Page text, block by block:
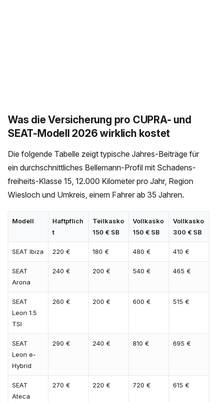
Was die Versicherung pro CUPRA- und
SEAT-Modell 2026 wirklich kostet
Die folgende Tabelle zeigt typische Jahres-Beiträge für
ein durchschnittliches Bellemann-Profil mit Schadens-
freiheits-Klasse 15, 12.000 Kilometer pro Jahr, Region
Wiesloch und Umkreis, einem Fahrer ab 35 Jahren.
Modell
Haftpflich
t
Teilkasko
150 € SB
Vollkasko
150 € SB
Vollkasko
300 € SB
SEAT Ibiza 220 € 180 € 480 € 410 €
SEAT
Arona
240 € 200 € 540 € 465 €
SEAT
Leon 1.5
TSI
260 € 200 € 600 € 515 €
SEAT
Leon e-
Hybrid
290 € 240 € 810 € 695 €
SEAT
Ateca
270 € 220 € 720 € 615 €